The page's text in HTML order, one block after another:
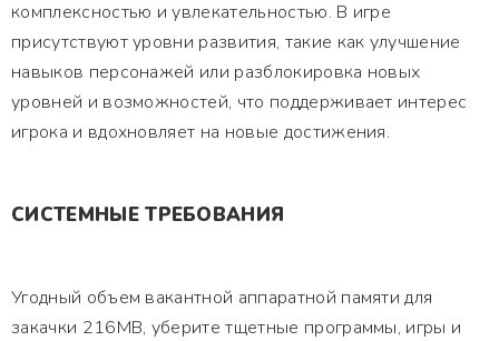
комплексностью и увлекательностью. В игре
присутствуют уровни развития, такие как улучшение
навыков персонажей или разблокировка новых
уровней и возможностей, что поддерживает интерес
игрока и вдохновляет на новые достижения.
СИСТЕМНЫЕ ТРЕБОВАНИЯ
Угодный объем вакантной аппаратной памяти для
закачки 216MB, уберите тщетные программы, игры и